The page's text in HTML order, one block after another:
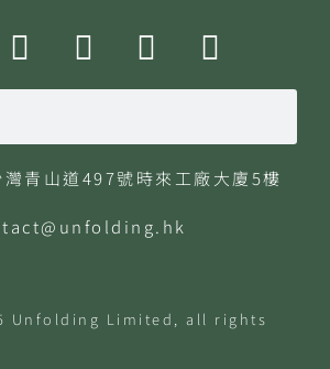
青山道497號時來工廠大廈5樓
Unfolding Limited , all rights